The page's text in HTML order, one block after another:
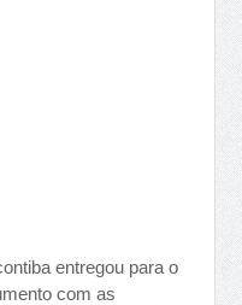
entregou para o
com as